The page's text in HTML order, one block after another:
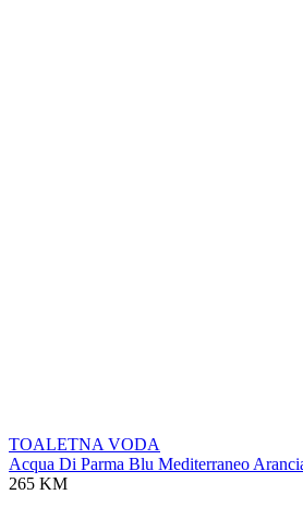
TOALETNA VODA
Acqua Di Parma Blu Mediterraneo
265 KM